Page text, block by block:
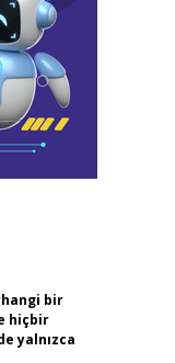
bir
hiçbir
yalnızca